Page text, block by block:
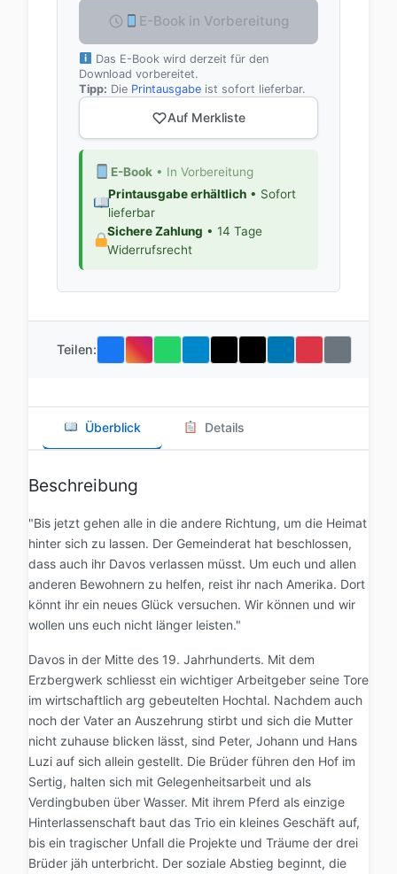
E-Book in Vorbereitung
Das E-Book wird derzeit für den
Download vorbereitet.
Tipp: Die Printausgabe ist sofort lieferbar.
Auf Merkliste
E-Book • In Vorbereitung
Printausgabe erhältlich• Sofort
lieferbar
Sichere Zahlung • 14 Tage
Widerrufsrecht
Teilen:
Überblick Details
Beschreibung
"Bis jetzt gehen alle in die andere Richtung, um die Heimat
hinter sich zu lassen. Der Gemeinderat hat beschlossen,
dass auch ihr Davos verlassen müsst. Um euch und allen
anderen Bewohnern zu helfen, reist ihr nach Amerika. Dort
könnt ihr ein neues Glück versuchen. Wir können und wir
wollen uns euch nicht länger leisten."
Davos in der Mitte des 19. Jahrhunderts. Mit dem
Erzbergwerk schliesst ein wichtiger Arbeitgeber seine Tore
im wirtschaftlich arg gebeutelten Hochtal. Nachdem auch
noch der Vater an Auszehrung stirbt und sich die Mutter
nicht zuhause blicken lässt, sind Peter, Johann und Hans
Luzi auf sich allein gestellt. Die Brüder führen den Hof im
Sertig, halten sich mit Gelegenheitsarbeit und als
Verdingbuben über Wasser. Mit ihrem Pferd als einzige
Hinterlassenschaft baut das Trio ein kleines Geschäft auf,
bis ein tragischer Unfall die Projekte und Träume der drei
Brüder jäh unterbricht. Der soziale Abstieg beginnt, die